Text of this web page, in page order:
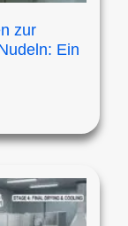
zur
Ein